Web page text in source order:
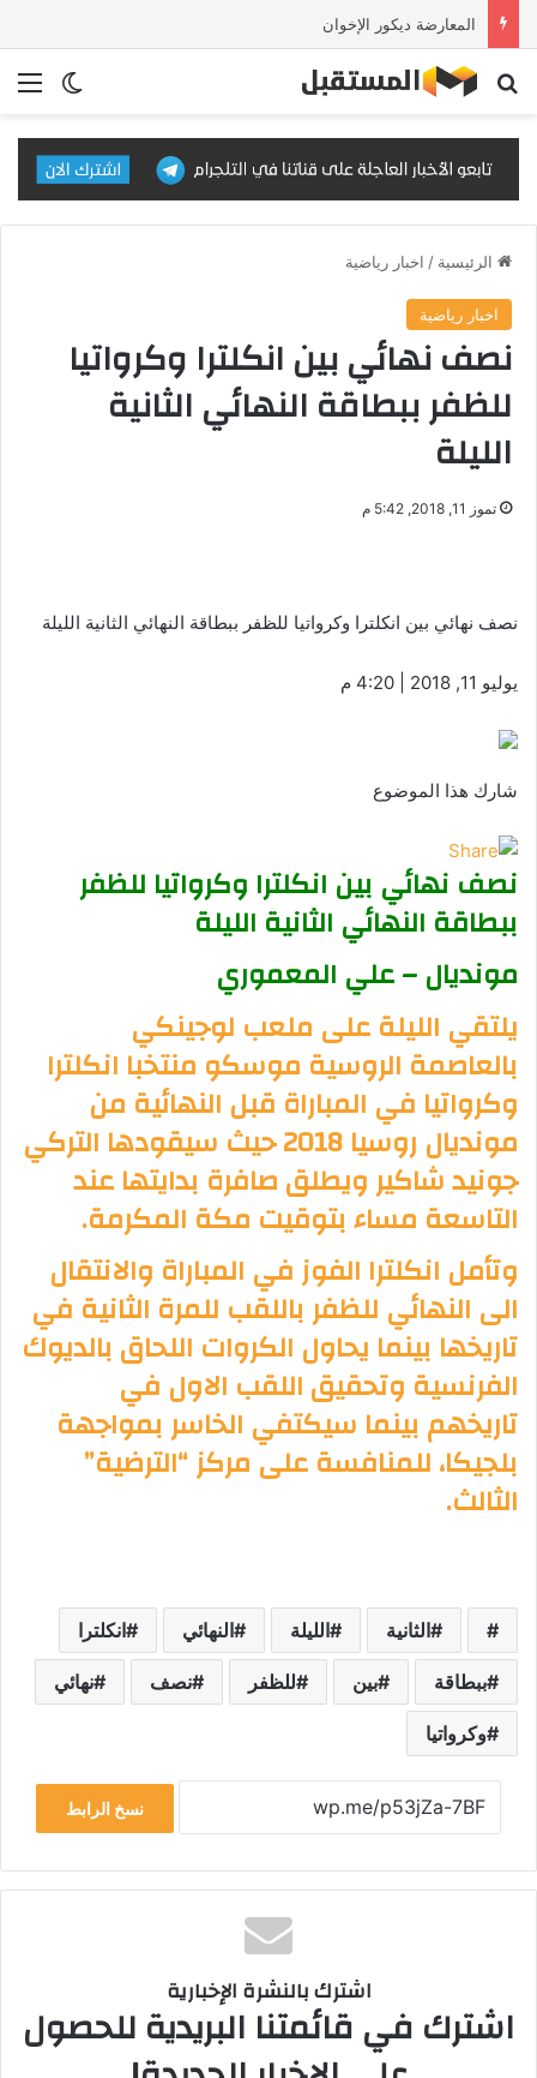
المعارضة ديكور الإخوان
الوضع بحث عن
الرئيسية / اخبار رياضية
اخبار رياضية
نصف نهائي بين انكلترا وكرواتيا
للظفر ببطاقة النهائي الثانية
الليلة
تموز 11, 2018, 5:42 م
نصف نهائي بين انكلترا وكرواتيا للظفر ببطاقة النهائي الثانية الليلة
يوليو 11, 2018 | 4:20 م
شارك هذا الموضوع
نصف نهائي بين انكلترا وكرواتيا للظفر
ببطاقة النهائي الثانية الليلة
مونديال – علي المعموري
يلتقي الليلة على ملعب لوجينكي
بالعاصمة الروسية موسكو منتخبا انكلترا
وكرواتيا في المباراة قبل النهائية من
مونديال روسيا 2018 حيث سيقودها التركي
جونيد شاكير ويطلق صافرة بدايتها عند
التاسعة مساء بتوقيت مكة المكرمة.
وتأمل انكلترا الفوز في المباراة والانتقال
الى النهائي للظفر باللقب للمرة الثانية في
تاريخها بينما يحاول الكروات اللحاق بالديوك
الفرنسية وتحقيق اللقب الاول في
تاريخهم بينما سيكتفي الخاسر بمواجهة
بلجيكا، للمنافسة على مركز “الترضية”
الثالث.
الثانية الليلة النهائي انكلترا
ببطاقة بين للظفر نصف نهائي
وكرواتيا
نسخ الرابط
اشترك بالنشرة الإخبارية
اشترك في قائمتنا البريدية للحصول